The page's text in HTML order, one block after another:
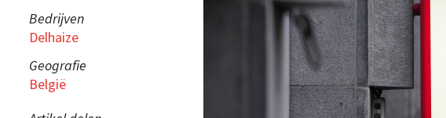
Bedrijven
Delhaize
Geografie
België